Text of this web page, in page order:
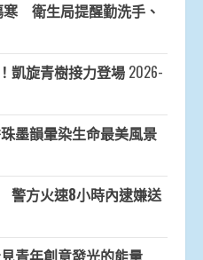
寒 衛生局提醒勤洗手、
凱旋青樹接力登場 2026-
墨韻暈染生命最美風景
方火速8小時內逮嫌送
青年創意發光的能量